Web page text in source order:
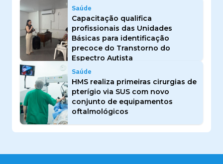
Saúde
Capacitação qualifica
profissionais das Unidades
Básicas para identificação
precoce do Transtorno do
Espectro Autista
Saúde
HMS realiza primeiras cirurgias de
pterígio via SUS com novo
conjunto de equipamentos
oftalmológicos